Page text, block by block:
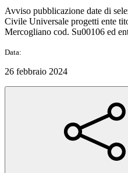
Avviso pubblicazione date di
Civile Universale progetti ente
Mercogliano cod. Su00106 ed
Data:
26 febbraio 2024